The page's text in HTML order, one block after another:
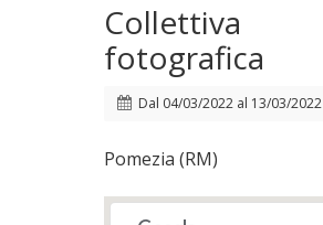
Collettiva
fotografica
Dal 04/03/2022 al 13/03/2022
Pomezia (RM)